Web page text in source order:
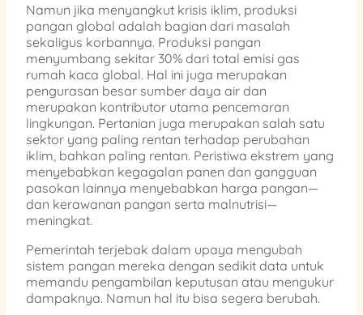
Namun jika menyangkut krisis iklim, produksi
pangan global adalah bagian dari masalah
sekaligus korbannya. Produksi pangan
menyumbang sekitar 30% dari total emisi gas
rumah kaca global. Hal ini juga merupakan
pengurasan besar sumber daya air dan
merupakan kontributor utama pencemaran
lingkungan. Pertanian juga merupakan salah satu
sektor yang paling rentan terhadap perubahan
iklim, bahkan paling rentan. Peristiwa ekstrem yang
menyebabkan kegagalan panen dan gangguan
pasokan lainnya menyebabkan harga pangan—
dan kerawanan pangan serta malnutrisi—
meningkat.
Pemerintah terjebak dalam upaya mengubah
sistem pangan mereka dengan sedikit data untuk
memandu pengambilan keputusan atau mengukur
dampaknya. Namun hal itu bisa segera berubah.